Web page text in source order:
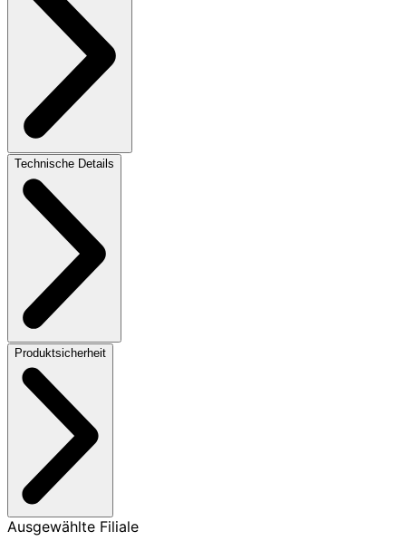
Technische Details
Produktsicherheit
Ausgewählte Filiale